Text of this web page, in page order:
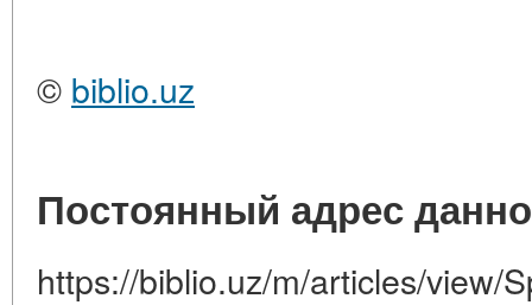
© biblio.uz
Постоянный адрес
https://biblio.uz/m/articles/view/